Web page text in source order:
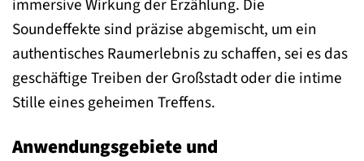
immersive Wirkung der Erzählung. Die
Soundeffekte sind präzise abgemischt, um ein
authentisches Raumerlebnis zu schaffen, sei es das
geschäftige Treiben der Großstadt oder die intime
Stille eines geheimen Treffens.
Anwendungsgebiete und